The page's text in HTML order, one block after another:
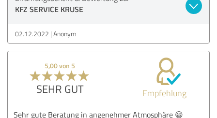
KFZ SERVICE KRUSE
02.12.2022 Anonym
5,00 von 5
SEHR GUT Empfehlung
Sehr gute Beratung in angenehmer Atmosphäre 😀